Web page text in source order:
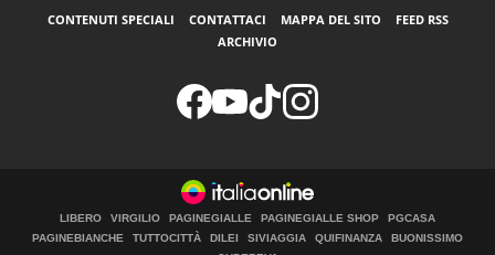
CONTENUTI SPECIALI CONTATTACI MAPPA DEL SITO
FEED RSS
ARCHIVIO
LIBERO VIRGILIO PAGINEGIALLE PAGINEGIALLE SHOP
PGCASA
PAGINEBIANCHE
TUTTOCITTÀ DILEI SIVIAGGIA QUIFINANZA
BUONISSIMO